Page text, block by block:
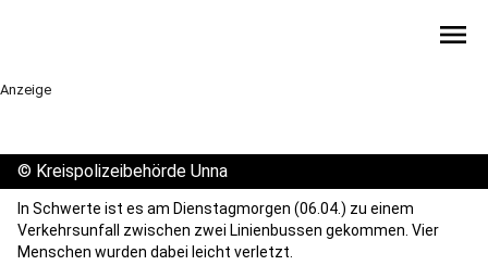
menu
Anzeige
© Kreispolizeibehörde Unna
In Schwerte ist es am Dienstagmorgen (06.04.) zu einem
Verkehrsunfall zwischen zwei Linienbussen gekommen. Vier
Menschen wurden dabei leicht verletzt.